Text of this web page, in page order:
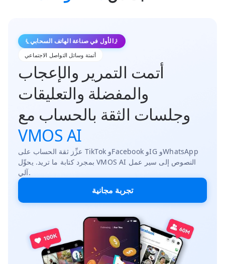
الأول في صناعة الهاتف السحابي
أتمتة وسائل التواصل الاجتماعي
أتمت التمرير والإعجاب
والمفضلة والتعليقات
وجلسات الثقة بالحساب مع
VMOS AI
عزِّز ثقة الحساب على TikTok وFacebook وIG وWhatsApp
بمجرد كتابة ما تريد. يحوِّل VMOS AI النصوص إلى سير عمل
آلي.
تجربة مجانية